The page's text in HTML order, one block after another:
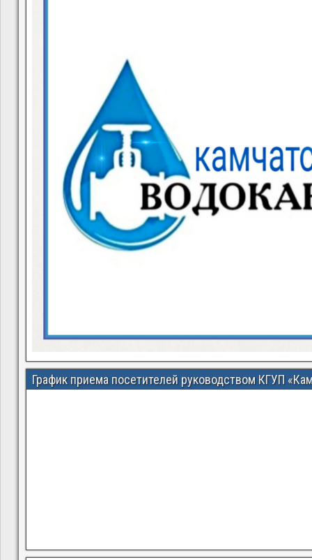
График приема посетителей руководством КГУП